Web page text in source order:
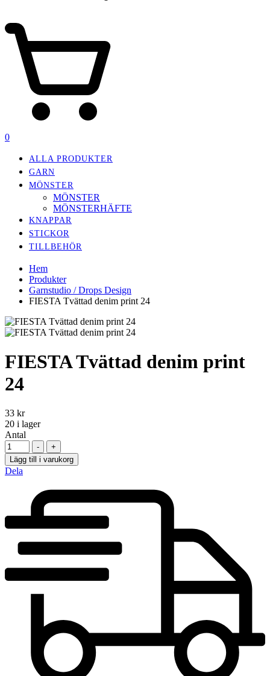
0
ALLA PRODUKTER
GARN
MÖNSTER
MÖNSTER
MÖNSTERHÄFTE
KNAPPAR
STICKOR
TILLBEHÖR
Hem
Produkter
Garnstudio / Drops Design
FIESTA Tvättad denim print 24
FIESTA Tvättad denim print
24
33 kr
20 i lager
Antal
-
+
Lägg till i varukorg
Dela